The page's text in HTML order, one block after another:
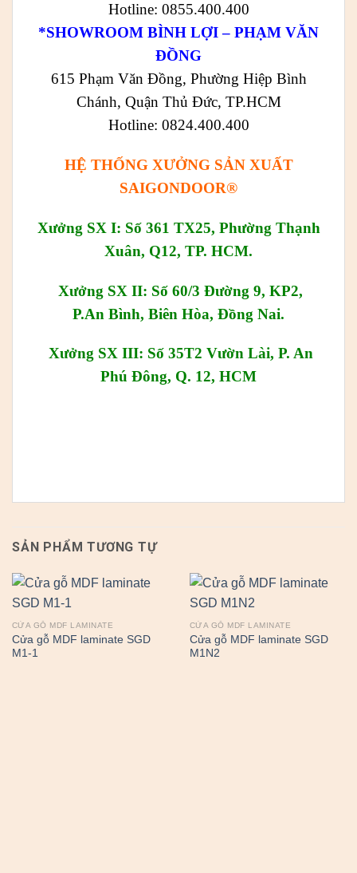
Hotline: 0855.400.400
*SHOWROOM BÌNH LỢI – PHẠM VĂN
ĐỒNG
615 Phạm Văn Đồng, Phường Hiệp Bình
Chánh, Quận Thủ Đức, TP.HCM
Hotline: 0824.400.400
HỆ THỐNG XƯỞNG SẢN XUẤT
SAIGONDOOR®
Xưởng SX I: Số 361 TX25, Phường Thạnh
Xuân, Q12, TP. HCM.
Xưởng SX II: Số 60/3 Đường 9, KP2,
P.An Bình, Biên Hòa, Đồng Nai.
Xưởng SX III: Số 35T2 Vườn Lài, P. An
Phú Đông, Q. 12, HCM
SẢN PHẨM TƯƠNG TỰ
CỬA GỖ MDF LAMINATE
Cửa gỗ MDF laminate SGD
M1-1
CỬA GỖ MDF LAMINATE
Cửa gỗ MDF laminate SGD
M1N2